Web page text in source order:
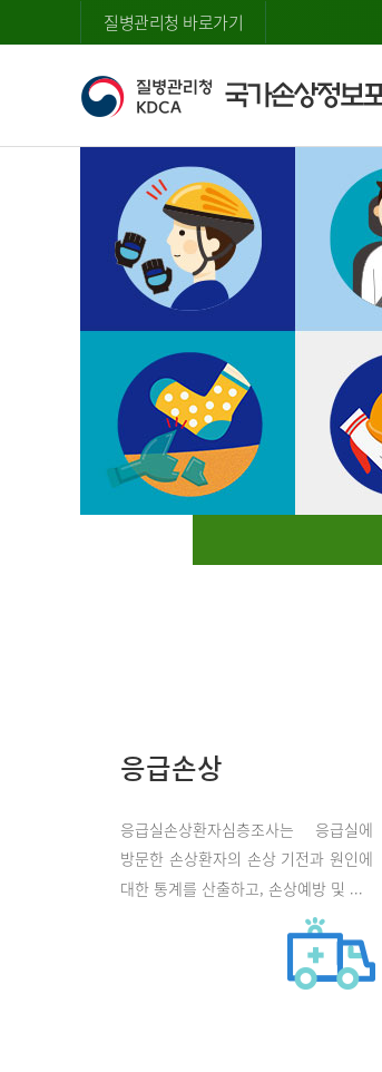
질병관리청 바로가기
응급손상
응급실손상환자심층조사는 응급실에
방문한 손상환자의 손상 기전과 원인에
대한 통계를 산출하고, 손상예방 및 ...